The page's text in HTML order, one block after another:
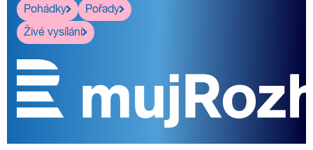
Pohádky
Pořady
Živé vysílání